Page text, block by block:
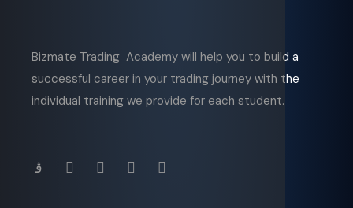
Bizmate Trading Academy will help you to build a
successful career in your trading journey with the
individual training we provide for each student.